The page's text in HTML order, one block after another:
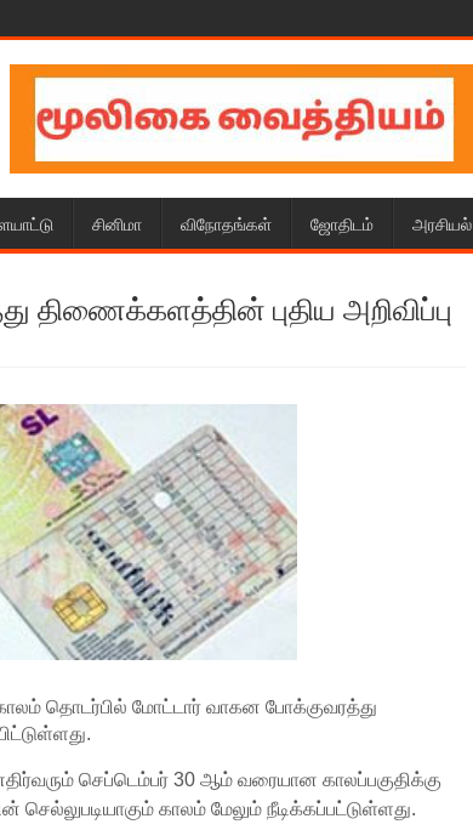
சினிமா விநோதங்கள் ஜோதிடம் அரசியல்
புதிய அறிவிப்பு
காலம் தொடர்பில் மோட்டார் வாகன போக்குவரத்து
செப்டெம்பர் 30 ஆம் வரையான காலப்பகுதிக்கு
செல்லுபடியாகும் காலம் மேலும் நீடிக்கப்பட்டுள்ளது.